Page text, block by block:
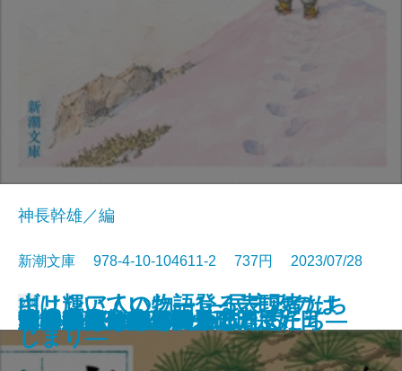
サキの忘れ物
沙林 偽りの王国〔上〕
沙林 偽りの王国〔下〕
舞姫
キリング・ヒル
ウナギが故郷に帰るとき
金春屋ゴメス 因果の刀
夏の約束、水の聲
母影
山は輝いていた―登る表現者たち
十三人の断章―
神長幹雄／編
新潮文庫 978-4-10-104611-2 737円 2023/07/28
文庫
凜と咲け―家康の愛した女たち―
ギリシア人の物語1―民主政のは
じまり―
芽吹長屋仕合せ帖 日日是好日
湖の女たち
脳はみんな病んでいる
ひとすじの光を辿れ
すべてはエマのために
幽世の薬剤師4
とわの庭
この気持ちもいつか忘れる